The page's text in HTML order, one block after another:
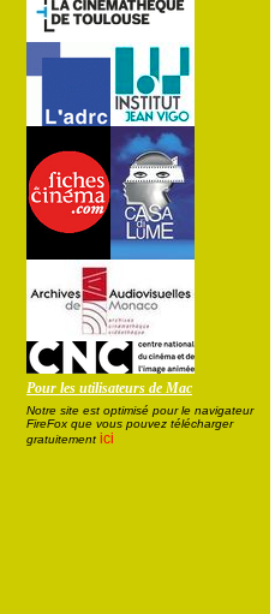
Pour les utilisateurs de Mac
Notre site est optimisé pour le navigateur
FireFox que vous pouvez télécharger
gratuitement ici